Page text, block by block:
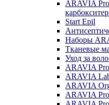
ARAVIA
Start Epil
Наборы
Тканевые
Уход за
ARAVIA
ARAVIA
ARAVIA
ARAVIA